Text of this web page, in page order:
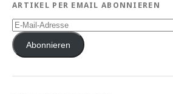
ARTIKEL PER EMAIL ABONNIEREN
E-
Mail-
AdresseAbonnieren